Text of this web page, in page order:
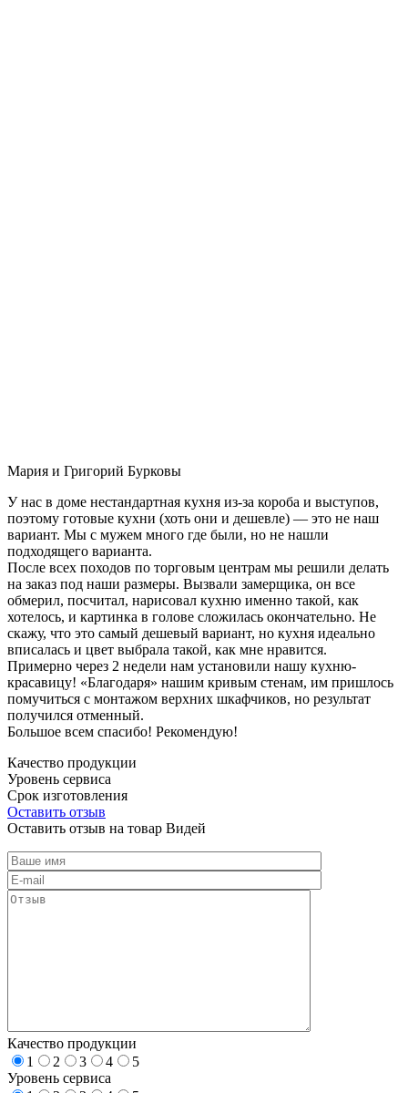
Мария и Григорий Бурковы
У нас в доме нестандартная кухня из-за короба и выступов,
поэтому готовые кухни (хоть они и дешевле) — это не наш
вариант. Мы с мужем много где были, но не нашли
подходящего варианта.
После всех походов по торговым центрам мы решили делать
на заказ под наши размеры. Вызвали замерщика, он все
обмерил, посчитал, нарисовал кухню именно такой, как
хотелось, и картинка в голове сложилась окончательно. Не
скажу, что это самый дешевый вариант, но кухня идеально
вписалась и цвет выбрала такой, как мне нравится.
Примерно через 2 недели нам установили нашу кухню-
красавицу! «Благодаря» нашим кривым стенам, им пришлось
помучиться с монтажом верхних шкафчиков, но результат
получился отменный.
Большое всем спасибо! Рекомендую!
Качество продукции
Уровень сервиса
Срок изготовления
Оставить отзыв
Оставить отзыв на товар Видей
Качество продукции
1
2 3 4
5
Уровень сервиса